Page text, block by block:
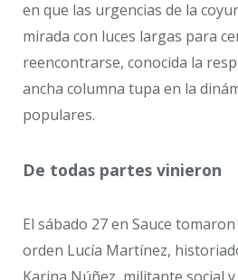
en que las urgencias de la
mirada con luces largas para
reencontrarse, conocida la
ancha columna tupa en la
populares.
De todas partes vinieron
El sábado 27 en Sauce
orden Lucía Martínez,